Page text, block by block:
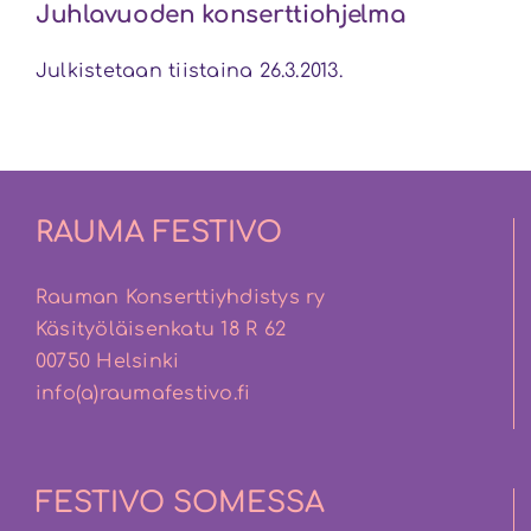
Juhlavuoden konserttiohjelma
Julkistetaan tiistaina 26.3.2013.
RAUMA FESTIVO
Rauman Konserttiyhdistys ry
Käsityöläisenkatu 18 R 62
00750 Helsinki
info(a)raumafestivo.fi
FESTIVO SOMESSA